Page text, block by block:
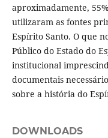
aproximadamente,
utilizaram as fontes
Espírito Santo. O que
Público do Estado do
institucional
documentais
sobre a história do
DOWNLOADS